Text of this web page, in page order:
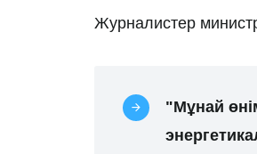
Журналистер
"Мұнай